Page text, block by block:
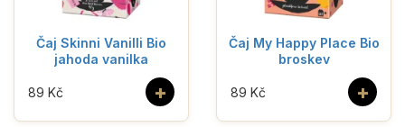
Čaj Skinni Vanilli Bio
jahoda vanilka
+
89 Kč
Čaj My Happy Place Bio
broskev
+
89 Kč